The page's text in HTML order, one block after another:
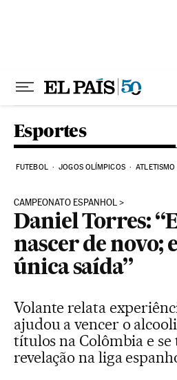
Esportes
FUTEBOL JOGOS OLÍMPICOS ATLETISMO
CAMPEONATO ESPANHOL
Daniel Torres:
nascer de novo;
única saída”
Volante relata
ajudou a vencer o
títulos na Colômbia e
revelação na liga